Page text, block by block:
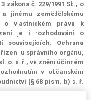
zákona č. 229/1991 Sb., o
jinému zemědělskému
o vlastnickém právu k
je i rozhodování o
souvisejících. Ochrana
u správního orgánu,
o. s. ř., ve znění účinném
v občanském
[§ 68 písm. b) s. ř.